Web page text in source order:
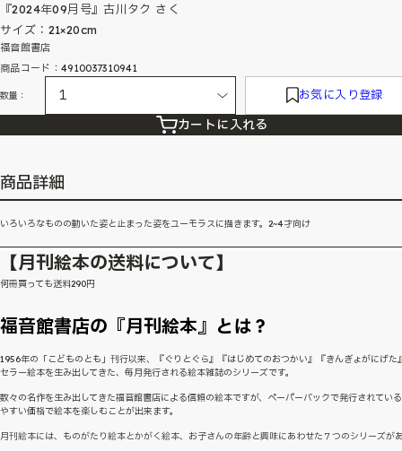
『2024年09月号』古川タク さく
サイズ：21×20cm
福音館書店
商品コード：4910037310941
数量： お気に入り登録
カートに入れる
商品詳細
いろいろなものの動いた姿と止まった姿をユーモラスに描きます。2~4才向け
【月刊絵本の送料について】
何冊買っても送料290円
福音館書店の『月刊絵本』とは？
1956年の「こどものとも」刊行以来、『ぐりとぐら』『はじめてのおつかい』『きんぎょがにげた
セラー絵本を生み出してきた、毎月発行される絵本雑誌のシリーズです。
数々の名作を生み出してきた福音館書店による信頼の絵本ですが、ペーパーバックで発行されてい
やすい価格で絵本を楽しむことが出来ます。
月刊絵本には、ものがたり絵本とかがく絵本、お子さんの年齢と興味にあわせた７つのシリーズが